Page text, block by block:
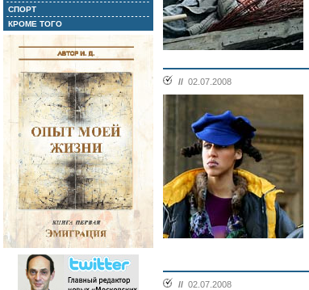
СПОРТ
КРОМЕ ТОГО
// 02.07.2008
// 02.07.2008